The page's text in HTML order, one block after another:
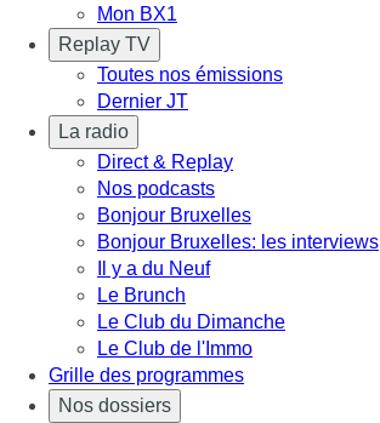
Mon BX1
Replay TV
Toutes nos émissions
Dernier JT
La radio
Direct & Replay
Nos podcasts
Bonjour Bruxelles
Bonjour Bruxelles: les interviews
Il y a du Neuf
Le Brunch
Le Club du Dimanche
Le Club de l'Immo
Grille des programmes
Nos dossiers